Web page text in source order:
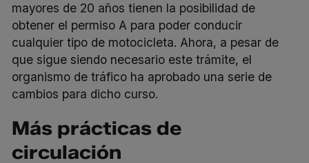
mayores de 20 años tienen la posibilidad de
obtener el permiso A para poder conducir
cualquier tipo de motocicleta. Ahora, a pesar de
que sigue siendo necesario este trámite, el
organismo de tráfico ha aprobado una serie de
cambios para dicho curso.
Más prácticas de
circulación